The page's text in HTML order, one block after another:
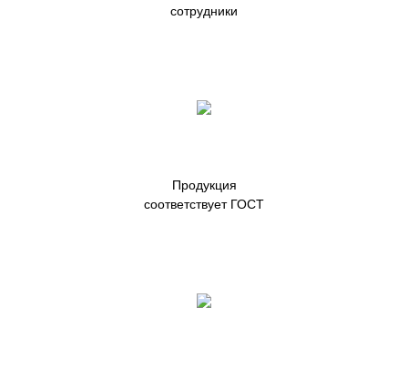
сотрудники
Продукция
соответствует ГОСТ